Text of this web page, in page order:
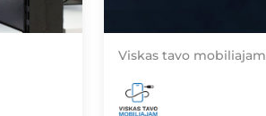
Viskas tavo mobiliajam